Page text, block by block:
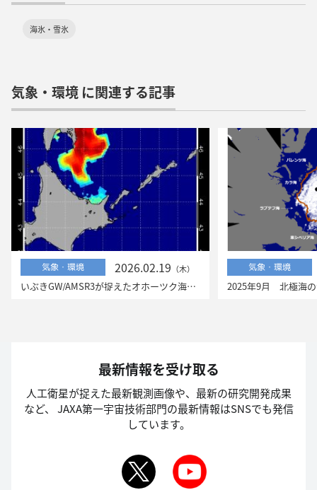
海氷・雪氷
気象・環境 に関連する記事
気象・環境 2026.02.19 （木）
いぶきGW/AMSR3が捉えたオホーツク海の流氷
気象・環境
最新情報を受け取る
人工衛星が捉えた最新観測画像や、最新の研究開発成果
など、
JAXA第一宇宙技術部門の最新情報はSNSでも発信
しています。